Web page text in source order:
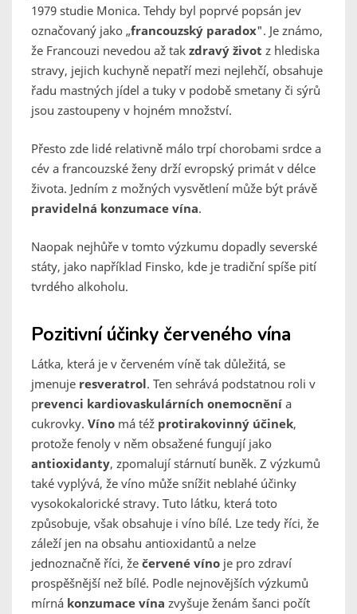
1979 studie Monica. Tehdy byl poprvé popsán jev
označovaný jako „francouzský paradox". Je známo,
že Francouzi nevedou až tak zdravý život z hlediska
stravy, jejich kuchyně nepatří mezi nejlehčí, obsahuje
řadu mastných jídel a tuky v podobě smetany či sýrů
jsou zastoupeny v hojném množství.
Přesto zde lidé relativně málo trpí chorobami srdce a
cév a francouzské ženy drží evropský primát v délce
života. Jedním z možných vysvětlení může být právě
pravidelná konzumace vína.
Naopak nejhůře v tomto výzkumu dopadly severské
státy, jako například Finsko, kde je tradiční spíše pití
tvrdého alkoholu.
Pozitivní účinky červeného vína
Látka, která je v červeném víně tak důležitá, se
jmenuje resveratrol. Ten sehrává podstatnou roli v
prevenci kardiovaskulárních onemocnění a
cukrovky. Víno má též protirakovinný účinek,
protože fenoly v něm obsažené fungují jako
antioxidanty, zpomalují stárnutí buněk. Z výzkumů
také vyplývá, že víno může snížit neblahé účinky
vysokokalorické stravy. Tuto látku, která toto
způsobuje, však obsahuje i víno bílé. Lze tedy říci, že
záleží jen na obsahu antioxidantů a nelze
jednoznačně říci, že červené víno je pro zdraví
prospěšnější než bílé. Podle nejnovějších výzkumů
mírná konzumace vína zvyšuje ženám šanci počít